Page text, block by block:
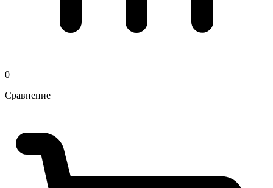
0
Сравнение